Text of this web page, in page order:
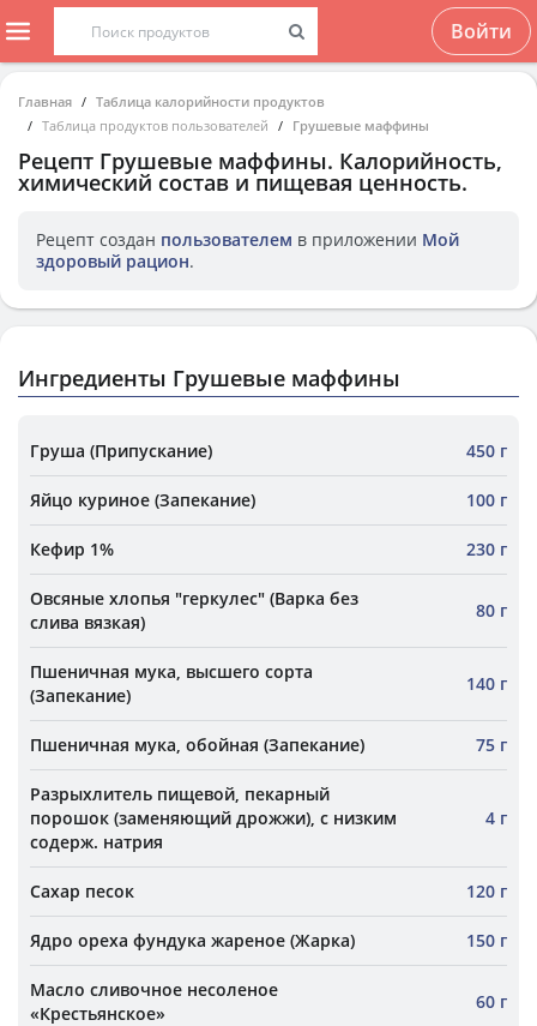
Войти
Главная
Таблица калорийности продуктов
Таблица продуктов пользователей
Грушевые маффины
Рецепт Грушевые маффины. Калорийность,
химический состав и пищевая ценность.
Рецепт создан пользователем в приложении Мой
здоровый рацион.
Ингредиенты Грушевые маффины
Груша (Припускание) 450 г
Яйцо куриное (Запекание) 100 г
Кефир 1% 230 г
Овсяные хлопья "геркулес" (Варка без
слива вязкая)
80 г
Пшеничная мука, высшего сорта
(Запекание)
140 г
Пшеничная мука, обойная (Запекание) 75 г
Разрыхлитель пищевой, пекарный
порошок (заменяющий дрожжи), с низким
содерж. натрия
4 г
Сахар песок 120 г
Ядро ореха фундука жареное (Жарка) 150 г
Масло сливочное несоленое
«Крестьянское»
60 г